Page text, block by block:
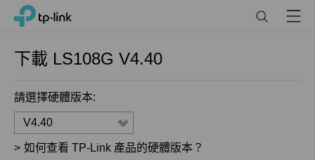
Click
navigation
TP-Link, Reliably Smart Menu
下載 LS108G V4.40
請選擇硬體版本:
V4.40
> 如何查看 TP-Link 產品的硬體版本？